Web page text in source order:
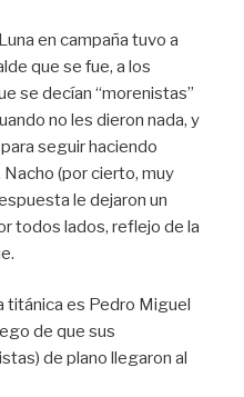
en campaña tuvo a
que se fue, a los
se decían “morenistas”
no les dieron nada, y
seguir haciendo
(por cierto, muy
le dejaron un
todos lados, reflejo de la
titánica es Pedro Miguel
de que sus
de plano llegaron al